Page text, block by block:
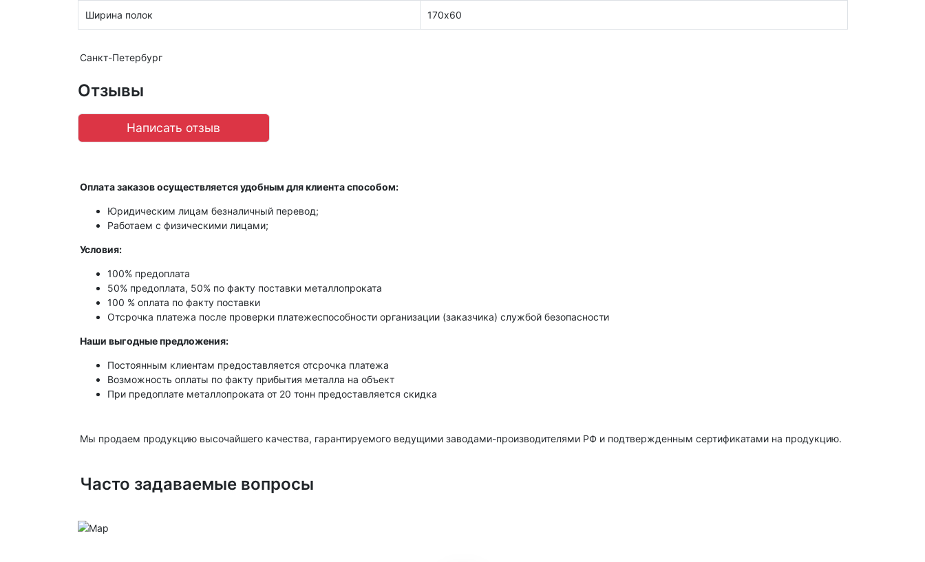
Ширина полок 170х60
Санкт-Петербург
Отзывы
Написать отзыв
Оплата заказов осуществляется удобным для клиента способом:
Юридическим лицам безналичный перевод;
Работаем с физическими лицами;
Условия:
100% предоплата
50% предоплата, 50% по факту поставки металлопроката
100 % оплата по факту поставки
Отсрочка платежа после проверки платежеспособности организации (заказчика) службой безопасности
Наши выгодные предложения:
Постоянным клиентам предоставляется отсрочка платежа
Возможность оплаты по факту прибытия металла на объект
При предоплате металлопроката от 20 тонн предоставляется скидка
Мы продаем продукцию высочайшего качества, гарантируемого ведущими заводами-производителями РФ и подтвержденным сертификатами на продукцию.
Часто задаваемые вопросы